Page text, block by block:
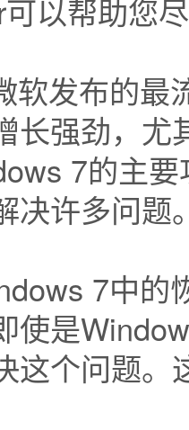
以帮助您
软发布的最
长强劲，
7的主
决许多问
7中的
使是
这个问题